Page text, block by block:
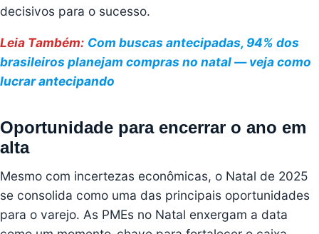
decisivos para o sucesso.
Leia Também: Com buscas antecipadas, 94% dos
brasileiros planejam compras no natal — veja como
lucrar antecipando
Oportunidade para encerrar o ano em
alta
Mesmo com incertezas econômicas, o Natal de 2025
se consolida como uma das principais oportunidades
para o varejo. As PMEs no Natal enxergam a data